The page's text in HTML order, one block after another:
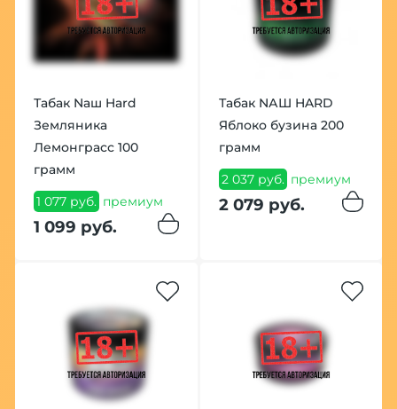
Табак Nаш Hard
Земляника
Лемонграсс 100
грамм
1 077 руб. премиум
1 099 руб.
Табак NАШ HARD
Яблоко бузина 200
грамм
2 037 руб. премиум
2 079 руб.